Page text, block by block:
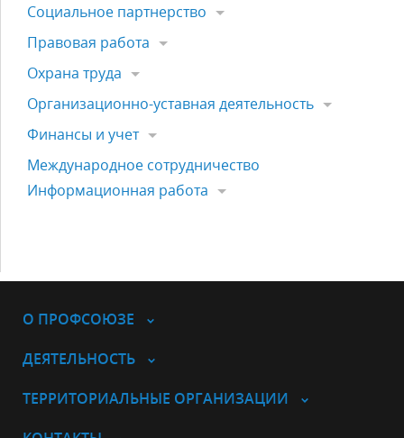
Социальное партнерство
Правовая работа
Охрана труда
Организационно-уставная деятельность
Финансы и учет
Международное сотрудничество
Информационная работа
О ПРОФСОЮЗЕ
ДЕЯТЕЛЬНОСТЬ
ТЕРРИТОРИАЛЬНЫЕ ОРГАНИЗАЦИИ